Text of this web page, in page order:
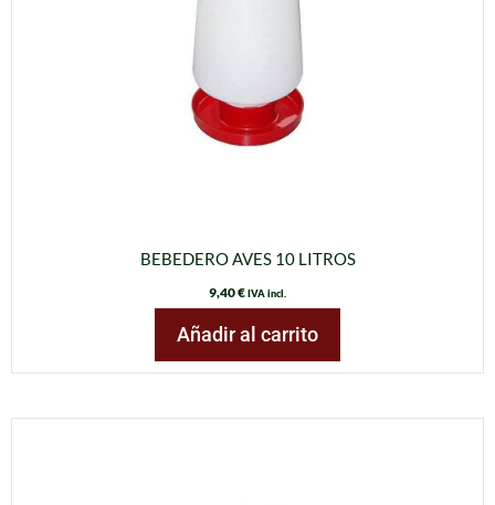
BEBEDERO AVES 10 LITROS
9,40€IVA incl.
Añadir al carrito